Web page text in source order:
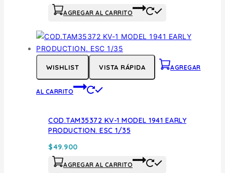
AGREGAR AL CARRITO
WISHLIST VISTA RÁPIDA AGREGAR
AL CARRITO
COD.TAM35372 KV-1 MODEL 1941 EARLY
PRODUCTION. ESC 1/35
$49.900
AGREGAR AL CARRITO